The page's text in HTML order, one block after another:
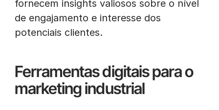
fornecem insights valiosos sobre o nível
de engajamento e interesse dos
potenciais clientes.
Ferramentas digitais para o
marketing industrial